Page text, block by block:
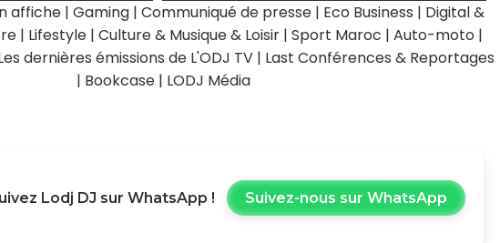
affiche | Gaming | Communiqué de presse | Eco Business | Digital &
| Lifestyle | Culture & Musique & Loisir | Sport Maroc | Auto-moto |
dernières émissions de L'ODJ TV | Last Conférences & Reportages
| Bookcase | LODJ Média
Lodj DJ sur WhatsApp ! Suivez-nous sur WhatsApp